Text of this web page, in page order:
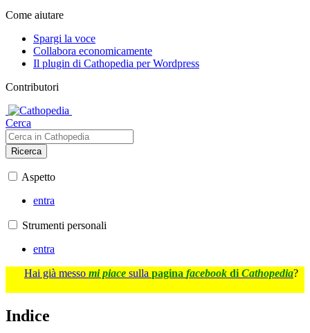
Come aiutare
Spargi la voce
Collabora economicamente
Il plugin di Cathopedia per Wordpress
Contributori
Cerca
Ricerca
Aspetto
entra
Strumenti personali
entra
Hai già messo mi piace sulla pagina facebook di Cathopedia?
Indice